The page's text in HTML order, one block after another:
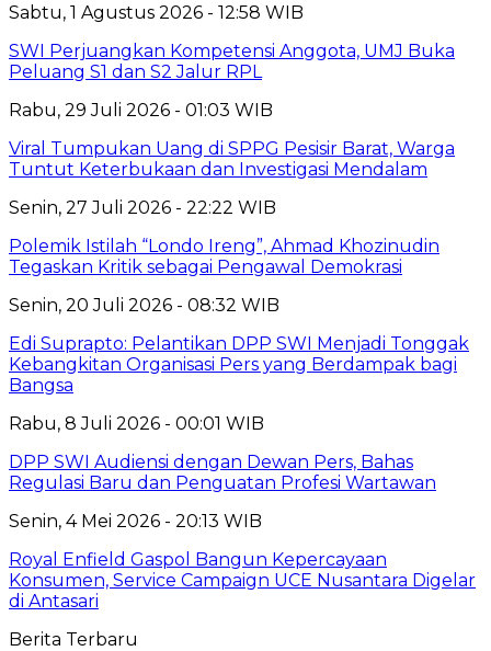
Sabtu, 1 Agustus 2026 - 12:58 WIB
SWI Perjuangkan Kompetensi Anggota, UMJ Buka
Peluang S1 dan S2 Jalur RPL
Rabu, 29 Juli 2026 - 01:03 WIB
Viral Tumpukan Uang di SPPG Pesisir Barat, Warga
Tuntut Keterbukaan dan Investigasi Mendalam
Senin, 27 Juli 2026 - 22:22 WIB
Polemik Istilah “Londo Ireng”, Ahmad Khozinudin
Tegaskan Kritik sebagai Pengawal Demokrasi
Senin, 20 Juli 2026 - 08:32 WIB
Edi Suprapto: Pelantikan DPP SWI Menjadi Tonggak
Kebangkitan Organisasi Pers yang Berdampak bagi
Bangsa
Rabu, 8 Juli 2026 - 00:01 WIB
DPP SWI Audiensi dengan Dewan Pers, Bahas
Regulasi Baru dan Penguatan Profesi Wartawan
Senin, 4 Mei 2026 - 20:13 WIB
Royal Enfield Gaspol Bangun Kepercayaan
Konsumen, Service Campaign UCE Nusantara Digelar
di Antasari
Berita Terbaru